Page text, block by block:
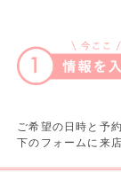
ご希望の日時と予
下のフォームに来